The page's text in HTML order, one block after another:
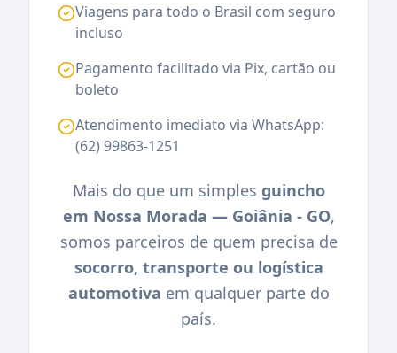
Viagens para todo o Brasil com seguro
incluso
Pagamento facilitado via Pix, cartão ou
boleto
Atendimento imediato via WhatsApp:
(62) 99863-1251
Mais do que um simples guincho
em Nossa Morada — Goiânia - GO,
somos parceiros de quem precisa de
socorro, transporte ou logística
automotiva em qualquer parte do
país.